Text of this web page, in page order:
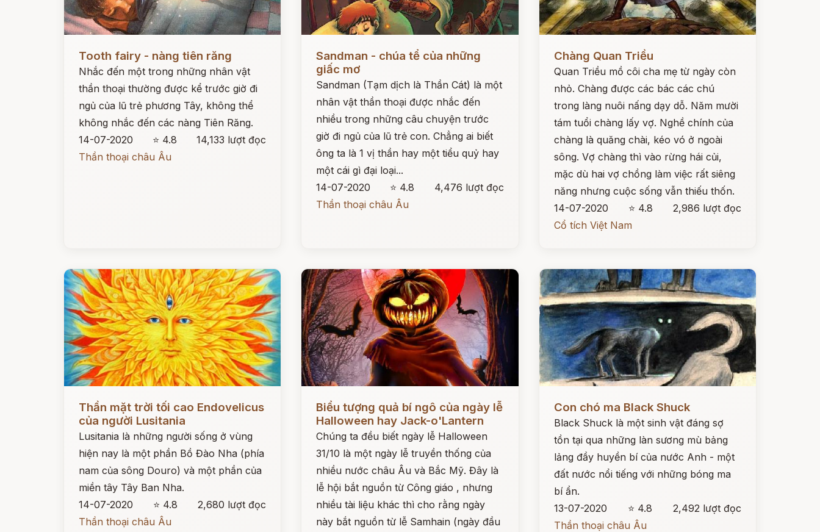
Tooth fairy - nàng tiên răng
Nhắc đến một trong những nhân vật
thần thoại thường được kể trước giờ đi
ngủ của lũ trẻ phương Tây, không thể
không nhắc đến các nàng Tiên Răng.
14-07-2020
⭐ 4.8
14,133 lượt đọc
Thần thoại châu Âu
Sandman - chúa tể của những
giấc mơ
Sandman (Tạm dịch là Thần Cát) là một
nhân vật thần thoại được nhắc đến
nhiều trong những câu chuyện trước
giờ đi ngủ của lũ trẻ con. Chẳng ai biết
ông ta là 1 vị thần hay một tiểu quỷ hay
một cái gì đại loại...
14-07-2020
⭐ 4.8
4,476 lượt đọc
Thần thoại châu Âu
Chàng Quan Triều
Quan Triều mồ côi cha mẹ từ ngày còn
nhỏ. Chàng được các bác các chú
trong làng nuôi nấng dạy dỗ. Năm mười
tám tuổi chàng lấy vợ. Nghề chính của
chàng là quăng chài, kéo vó ở ngoài
sông. Vợ chàng thì vào rừng hái củi,
mặc dù hai vợ chồng làm việc rất siêng
năng nhưng cuộc sống vẫn thiếu thốn.
14-07-2020
⭐ 4.8
2,986 lượt đọc
Cổ tích Việt Nam
Đọc ngay
Thần mặt trời tối cao Endovelicus
của người Lusitania
Lusitania là những người sống ở vùng
hiện nay là một phần Bồ Đào Nha (phía
nam của sông Douro) và một phần của
miền tây Tây Ban Nha.
14-07-2020
⭐ 4.8
2,680 lượt đọc
Thần thoại châu Âu
Đọc ngay
Biểu tượng quả bí ngô của ngày lễ
Halloween hay Jack-o'Lantern
Chúng ta đều biết ngày lễ Halloween
31/10 là một ngày lễ truyền thống của
nhiều nước châu Âu và Bắc Mỹ. Đây là
lễ hội bắt nguồn từ Công giáo , nhưng
nhiều tài liệu khác thì cho rằng ngày
này bắt nguồn từ lễ Samhain (ngày đầu
Con chó ma Black Shuck
Black Shuck là một sinh vật đáng sợ
tồn tại qua những làn sương mù bảng
lảng đầy huyền bí của nước Anh - một
đất nước nổi tiếng với những bóng ma
bí ẩn.
13-07-2020
⭐ 4.8
2,492 lượt đọc
Thần thoại châu Âu